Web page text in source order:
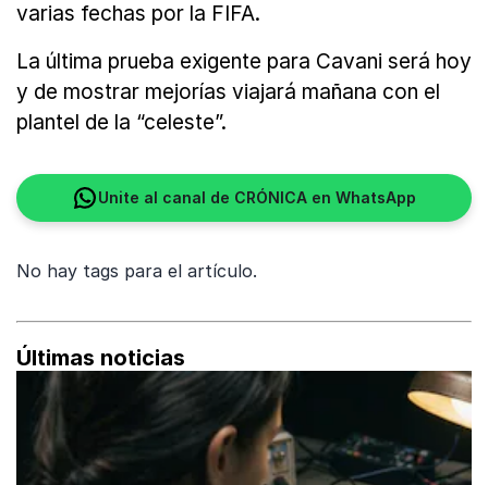
varias fechas por la FIFA.
La última prueba exigente para Cavani será hoy
y de mostrar mejorías viajará mañana con el
plantel de la “celeste”.
Unite al canal de CRÓNICA en WhatsApp
No hay tags para el artículo.
Últimas noticias